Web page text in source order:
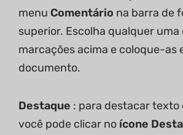
menu Comentário na barra de
superior. Escolha qualquer uma
marcações acima e coloque-as
documento.
Destaque : para destacar texto
você pode clicar no ícone